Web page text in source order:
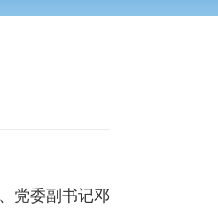
党委副书记邓